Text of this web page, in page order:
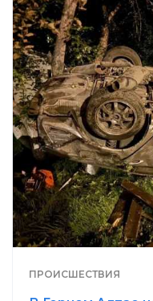
ПРОИСШЕСТВИЯ